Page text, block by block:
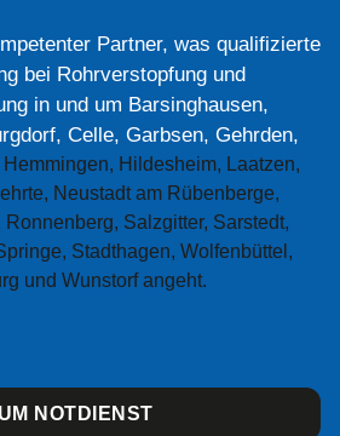
Partner, was qualifizierte
bei Rohrverstopfung und
in und um Barsinghausen,
Celle, Garbsen, Gehrden,
Hildesheim, Laatzen,
Neustadt am Rübenberge,
Salzgitter, Sarstedt,
Stadthagen, Wolfenbüttel,
und Wunstorf angeht.
NOTDIENST